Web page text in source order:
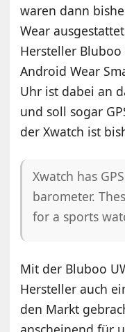
waren dann
Wear
Hersteller
Android Wear
Uhr ist dabei an
und soll sogar
der Xwatch ist
Xwatch has
barometer.
for a sports
Mit der Bluboo
Hersteller auch
den Markt